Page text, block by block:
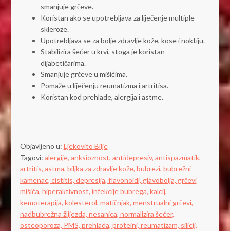
smanjuje grčeve.
Koristan ako se upotrebljava za liječenje multiple
skleroze.
Upotrebljava se za bolje zdravlje kože, kose i noktiju.
Stabilizira šećer u krvi, stoga je koristan
dijabetičarima.
Smanjuje grčeve u mišićima.
Pomaže u liječenju reumatizma i artritisa.
Koristan kod prehlade, alergija i astme.
Objavljeno u: Ljekovito Bilje
Tagovi: alergije, anksioznost, antidepresiv, antispazmatik,
artritis, astma, biljka za zdravlje kože, bubrezi, bubrežni
kamenac, cistitis, depresija, flavonoidi, glavobolja, grčevi
mišića, hiperaktivnost, infekcije bubrega, kalcij,
kemoterapija, kolesterol, matičnjak, menstrualni grčevi,
nadbubrežna žlijezda, nesanica, normalizira šećer,
osteoporoza, PMS, prehlada, proteini, reumatizam, silicij,